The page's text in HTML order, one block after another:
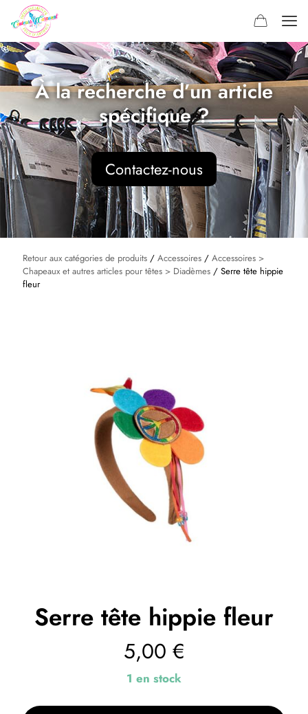
À la recherche d’un article
spécifique ?
Contactez-nous
Retour aux catégories de produits / Accessoires / Accessoires >
Chapeaux et autres articles pour têtes > Diadèmes / Serre tête hippie
fleur
Serre tête hippie fleur
5,00 €
1 en stock